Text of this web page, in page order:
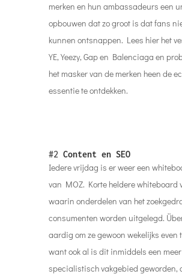
merken en hun ambassadeurs een
opbouwen dat zo groot is dat fans
kunnen ontsnappen. Lees hier het
YE, Yeezy, Gap en Balenciaga en
het masker van de merken heen de
essentie te ontdekken.
#2 Content en SEO
Iedere vrijdag is er weer een
van MOZ. Korte heldere whiteboard
waarin onderdelen van het
consumenten worden uitgelegd.
aardig om ze gewoon wekelijks even
want ook al is dit inmiddels een
specialistisch vakgebied geworden,